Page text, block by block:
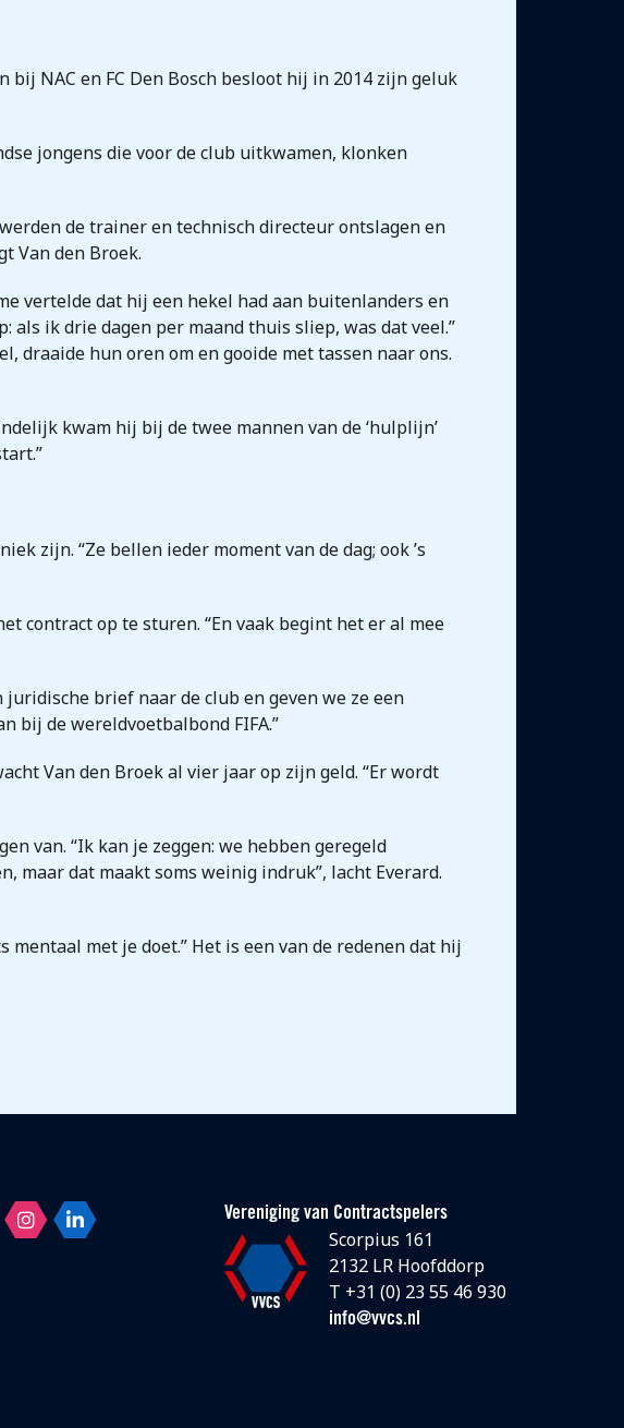
NAC en FC Den Bosch besloot hij in 2014 zijn geluk
jongens die voor de club uitkwamen, klonken
de trainer en technisch directeur ontslagen en
Van den Broek.
vertelde dat hij een hekel had aan buitenlanders en
ik drie dagen per maand thuis sliep, was dat veel.”
draaide hun oren om en gooide met tassen naar ons.
kwam hij bij de twee mannen van de ‘hulplijn’
zijn. “Ze bellen ieder moment van de dag; ook ’s
contract op te sturen. “En vaak begint het er al mee
brief naar de club en geven we ze een
bij de wereldvoetbalbond FIFA.”
Van den Broek al vier jaar op zijn geld. “Er wordt
van. “Ik kan je zeggen: we hebben geregeld
maar dat maakt soms weinig indruk”, lacht Everard.
mentaal met je doet.” Het is een van de redenen dat hij
Vereniging van Contractspelers
Scorpius 161
2132 LR Hoofddorp
T +31 (0) 23 55 46 930
info@vvcs.nl